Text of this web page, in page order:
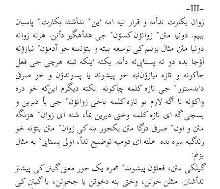
-III-
زوان بکارت ندأنه و قرار نیه امه اینˇ ندأشته بکارتˇ پاسبان
ببیم. دونیا مئنˇ زوانؤن کسؤنˇ جی هدأهگیر دأنن. هرته زوانه
دونیا مئن مثال بزنیم کی توسعه بیته و بتؤنسه خو آدمؤنˇ نیازؤنه
آؤجا بده دو ته پستایی‌ئه دأنه. یکته اینکه تینه هرچی جی فعل
چاکونه و تازه نیازؤن‌ئبه خو پیشوند یا پسوندؤن و خو صرفی
دابدستورˇ جی تازه کلمه چاکونه. یکته دیگرم این‌که خو دره
واکؤنه تا اگه لازم بو تازه کلمه باخی زوانؤنˇ جی بأ دیرین و
بسچی گه ای تازه کلمه وختی دیرین بمأ، شنه ای زوانˇ هزنگه
مئن و اونˇ صرفی دزگا مئن یکجور بنه کی زوانˇ مئن بتؤنه خو
زندگیه سره بده. هلئه ای دومیه توضیح ندأ، اولی پستاییˇ به مثال
بزنم:
گیلکی مئن، فعلؤن پیشوندˇ همره یک جور معنی گینن کی پیشتر
ندأشتن. مثلن خوتن، وختی بنه دخوتن یا جخوتن، یا گیتن کی